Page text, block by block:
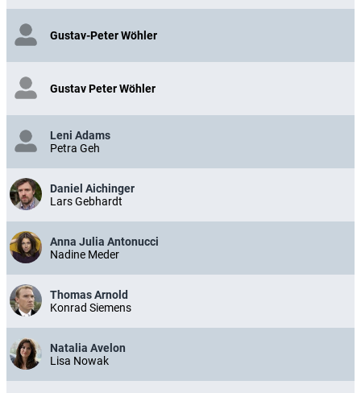
Gustav-Peter Wöhler
Gustav Peter Wöhler
Leni Adams
Petra Geh
Daniel Aichinger
Lars Gebhardt
Anna Julia Antonucci
Nadine Meder
Thomas Arnold
Konrad Siemens
Natalia Avelon
Lisa Nowak